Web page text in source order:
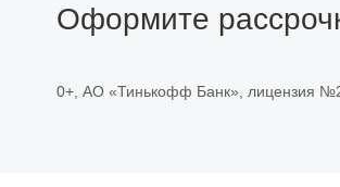
Оформите
0+, АО «Тинькофф Банк», лицензия